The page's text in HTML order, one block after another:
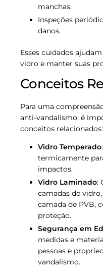
manchas.
Inspeções
danos.
Esses cuidados
vidro e manter suas
Conceitos
Para uma
anti-vandalismo, é
conceitos relacionados:
Vidro Temperado
termicamente
impactos.
Vidro Laminado:
camadas de
camada de PVB,
proteção.
Segurança em
medidas e
pessoas e
vandalismo.